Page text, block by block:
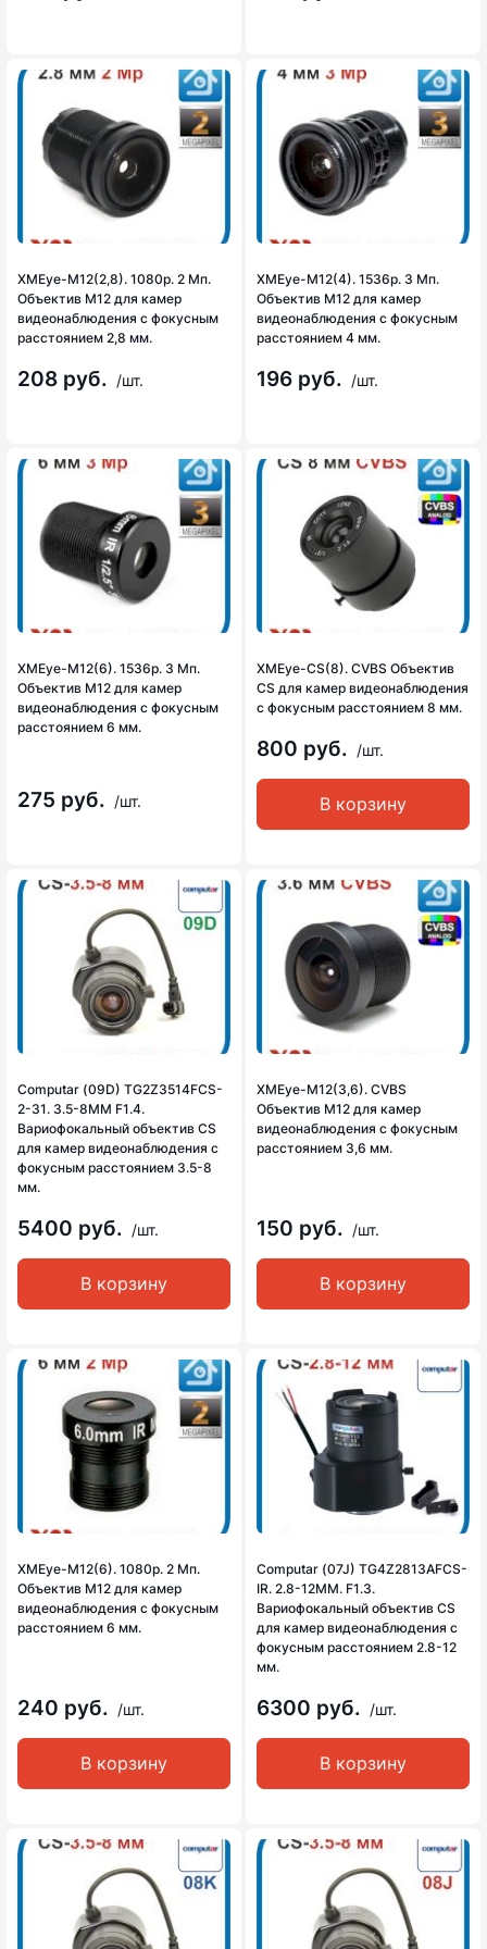
XMEye-M12(2,8). 1080p. 2 Мп.
Объектив М12 для камер
видеонаблюдения с фокусным
расстоянием 2,8 мм.
208 руб. /шт.
XMEye-M12(4). 1536p. 3 Мп.
Объектив М12 для камер
видеонаблюдения с фокусным
расстоянием 4 мм.
196 руб. /шт.
XMEye-M12(6). 1536p. 3 Мп.
Объектив М12 для камер
видеонаблюдения с фокусным
расстоянием 6 мм.
275 руб. /шт.
XMEye-CS(8). CVBS Объектив
CS для камер видеонаблюдения
с фокусным расстоянием 8 мм.
800 руб. /шт.
В корзину
Computar (09D) TG2Z3514FCS-
2-31. 3.5-8MM F1.4.
Вариофокальный объектив CS
для камер видеонаблюдения с
фокусным расстоянием 3.5-8
мм.
5400 руб. /шт.
В корзину
XMEye-M12(3,6). CVBS
Объектив М12 для камер
видеонаблюдения с фокусным
расстоянием 3,6 мм.
150 руб. /шт.
В корзину
XMEye-M12(6). 1080p. 2 Мп.
Объектив М12 для камер
видеонаблюдения с фокусным
расстоянием 6 мм.
240 руб. /шт.
В корзину
Computar (07J) TG4Z2813AFCS-
IR. 2.8-12MM. F1.3.
Вариофокальный объектив CS
для камер видеонаблюдения с
фокусным расстоянием 2.8-12
мм.
6300 руб. /шт.
В корзину